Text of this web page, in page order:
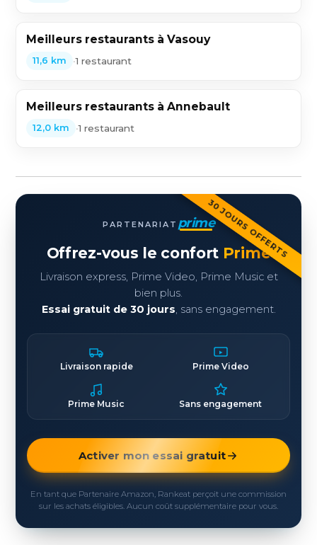
Meilleurs restaurants à Vasouy
11,6 km •1 restaurant
Meilleurs restaurants à Annebault
12,0 km •1 restaurant
30 JOURS OFFERTS
PARTENARIAT prime
Offrez-vous le confort Prime
Livraison express, Prime Video, Prime Music et
bien plus.
Essai gratuit de 30 jours, sans engagement.
Livraison rapide Prime Video
Prime Music Sans engagement
Activer mon essai gratuit
En tant que Partenaire Amazon, Rankeat perçoit une commission
sur les achats éligibles. Aucun coût supplémentaire pour vous.